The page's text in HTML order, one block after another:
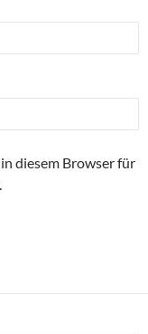
diesem Browser für